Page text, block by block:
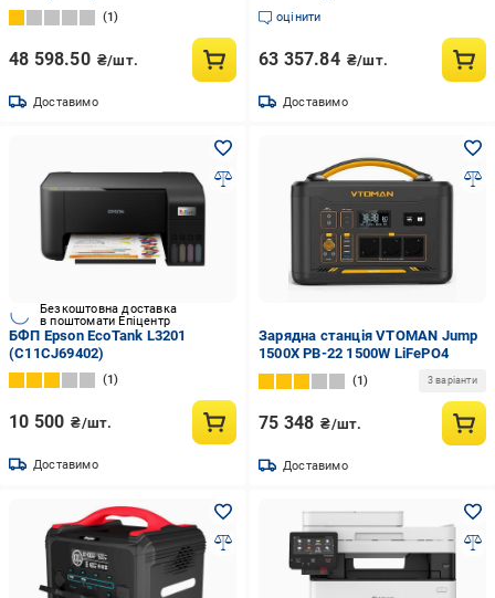
1
48 598.50 ₴/шт.
Доставимо
оцінити
63 357.84 ₴/шт.
Доставимо
Безкоштовна доставка
в поштомати Епіцентр
БФП Epson EcoTank L3201
(C11CJ69402)
1
10 500 ₴/шт.
Доставимо
Зарядна станція VTOMAN Jump
1500X PB-22 1500W LiFePO4
1 3 варіанти
75 348 ₴/шт.
Доставимо